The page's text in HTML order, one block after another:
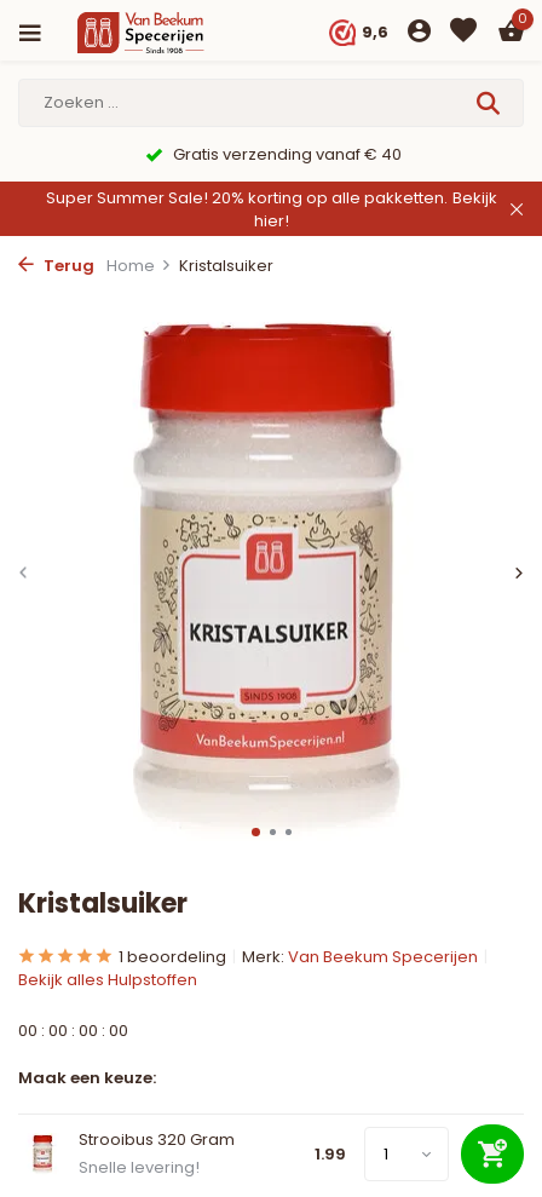
9,6
0
Gratis verzending vanaf € 40
Super Summer Sale! 20% korting op alle pakketten. Bekijk
hier!
Terug
Home Kristalsuiker
Kristalsuiker
1 beoordeling Merk: Van Beekum Specerijen
Bekijk alles Hulpstoffen
00 : 00 : 00 : 00
Maak een keuze:
Strooibus 320 Gram
Snelle levering!
1.99